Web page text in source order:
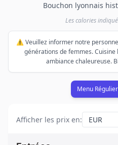
Bouchon lyonnais
Les calories
⚠️ Veuillez informer notre
générations de femmes.
ambiance chaleureuse.
Menu Régulier
Afficher les prix en: